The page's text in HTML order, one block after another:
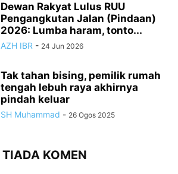
Dewan Rakyat Lulus RUU
Pengangkutan Jalan (Pindaan)
2026: Lumba haram, tonto...
AZH IBR - 24 Jun 2026
Tak tahan bising, pemilik rumah
tengah lebuh raya akhirnya
pindah keluar
SH Muhammad - 26 Ogos 2025
TIADA KOMEN